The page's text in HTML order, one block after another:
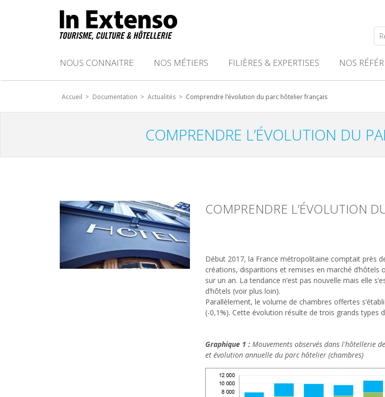
NOUS CONNAITRE NOS MÉTIERS FILIÈRES & EXPERTISES NOS
Accueil > Documentation > Actualités > Comprendre l’évolution du parc hôtelier français
COMPRENDRE L’ÉVOLUTION DU
COMPRENDRE L’ÉVOLUTION
Début 2017, la France métropolitaine comptait près
créations, disparitions et remises en marché
sur un an. La tendance n’est pas nouvelle mais elle
d’hôtels (voir plus loin).
Parallèlement, le volume de chambres offertes
(-0,1%). Cette évolution résulte de trois grands types
Graphique 1 : Mouvements observés dans l'hôtellerie
et évolution annuelle du parc hôtelier (chambres)